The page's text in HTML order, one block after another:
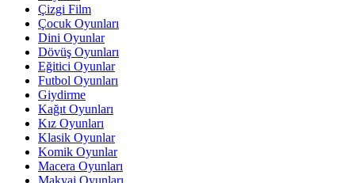
Çizgi Film
Çocuk Oyunları
Dini Oyunlar
Dövüş Oyunları
Eğitici Oyunlar
Futbol Oyunları
Giydirme
Kağıt Oyunları
Kız Oyunları
Klasik Oyunlar
Komik Oyunlar
Macera Oyunları
Makyaj Oyunları